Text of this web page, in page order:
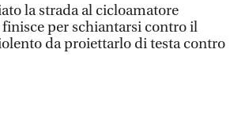
la strada al cicloamatore
per schiantarsi contro il
da proiettarlo di testa contro